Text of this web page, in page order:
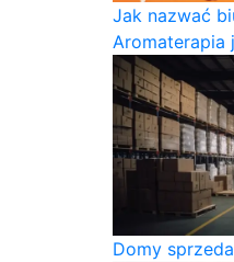
Jak nazwać
Aromaterapia
Domy